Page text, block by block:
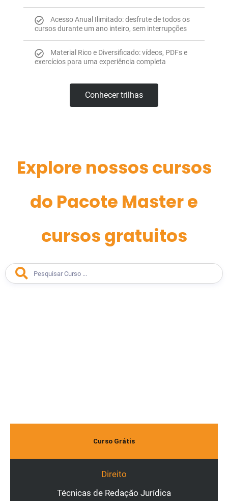
Acesso Anual Ilimitado: desfrute de todos os
cursos durante um ano inteiro, sem interrupções
Material Rico e Diversificado: vídeos, PDFs e
exercícios para uma experiência completa
Conhecer trilhas
Explore nossos cursos
do Pacote Master e
cursos gratuitos
Curso Grátis
Direito
Técnicas de Redação Jurídica